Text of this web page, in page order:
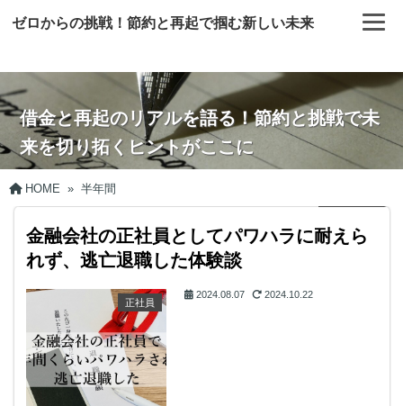
ゼロからの挑戦！節約と再起で掴む新しい未来
借金と再起のリアルを語る！節約と挑戦で未
来を切り拓くヒントがここに
HOME » 半年間
金融会社の正社員としてパワハラに耐えら
れず、逃亡退職した体験談
正社員
2024.08.07 2024.10.22